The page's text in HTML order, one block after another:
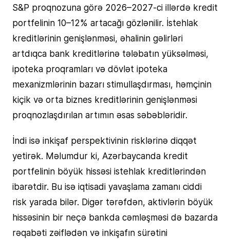
S&P proqnozuna görə 2026–2027-ci illərdə kredit
portfelinin 10–12% artacağı gözlənilir. İstehlak
kreditlərinin genişlənməsi, əhalinin gəlirləri
artdıqca bank kreditlərinə tələbatın yüksəlməsi,
ipoteka proqramları və dövlət ipoteka
mexanizmlərinin bazarı stimullaşdırması, həmçinin
kiçik və orta biznes kreditlərinin genişlənməsi
proqnozlaşdırılan artımın əsas səbəbləridir.
İndi isə inkişaf perspektivinin risklərinə diqqət
yetirək. Məlumdur ki, Azərbaycanda kredit
portfelinin böyük hissəsi istehlak kreditlərindən
ibarətdir. Bu isə iqtisadi yavaşlama zamanı ciddi
risk yarada bilər. Digər tərəfdən, aktivlərin böyük
hissəsinin bir neçə bankda cəmləşməsi də bazarda
rəqabəti zəiflədən və inkişafın sürətini